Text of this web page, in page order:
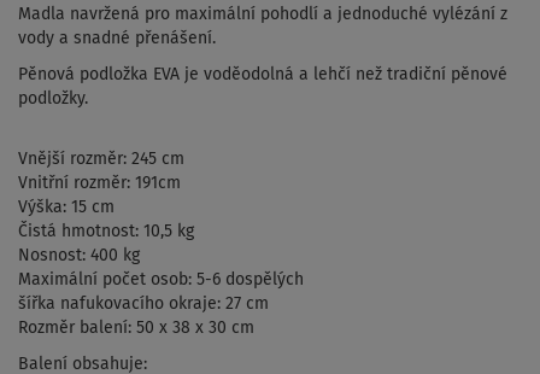
Madla navržená pro maximální pohodlí a jednoduché vylézání z
vody a snadné přenášení.
Pěnová podložka EVA je voděodolná a lehčí než tradiční pěnové
podložky.
Vnější rozměr: 245 cm
Vnitřní rozměr: 191cm
Výška: 15 cm
Čistá hmotnost: 10,5 kg
Nosnost: 400 kg
Maximální počet osob: 5-6 dospělých
šířka nafukovacího okraje: 27 cm
Rozměr balení: 50 x 38 x 30 cm
Balení obsahuje: